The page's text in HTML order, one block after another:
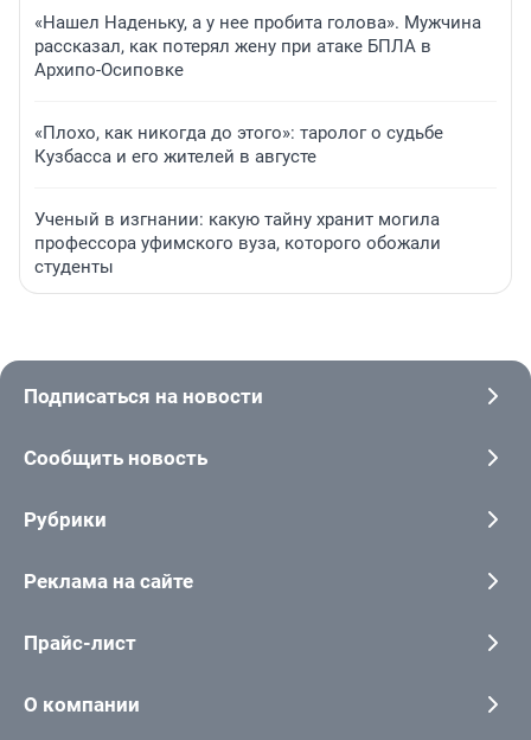
«Нашел Наденьку, а у нее пробита голова». Мужчина
рассказал, как потерял жену при атаке БПЛА в
Архипо-Осиповке
«Плохо, как никогда до этого»: таролог о судьбе
Кузбасса и его жителей в августе
Ученый в изгнании: какую тайну хранит могила
профессора уфимского вуза, которого обожали
студенты
Подписаться на новости
Сообщить новость
Рубрики
Реклама на сайте
Прайс-лист
О компании